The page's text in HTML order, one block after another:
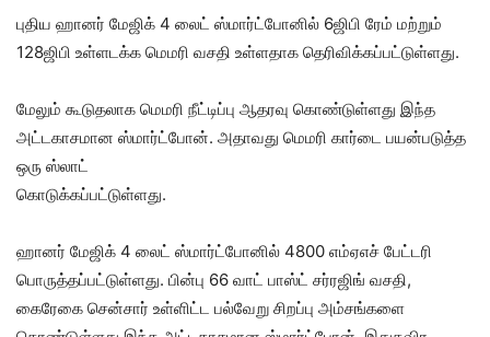
புதிய ஹானர் மேஜிக் 4 லைட் ஸ்மார்ட்போனில் 6ஜிபி ரேம் மற்றும்
128ஜிபி உள்ளடக்க மெமரி வசதி உள்ளதாக தெரிவிக்கப்பட்டுள்ளது.
மேலும் கூடுதலாக மெமரி நீட்டிப்பு ஆதரவு கொண்டுள்ளது இந்த
அட்டகாசமான ஸ்மார்ட்போன். அதாவது மெமரி கார்டை பயன்படுத்த
ஒரு ஸ்லாட்
கொடுக்கப்பட்டுள்ளது.
ஹானர் மேஜிக் 4 லைட் ஸ்மார்ட்போனில் 4800 எம்ஏஎச் பேட்டரி
பொருத்தப்பட்டுள்ளது. பின்பு 66 வாட் பாஸ்ட் சர்ரஜிங் வசதி,
கைரேகை சென்சார் உள்ளிட்ட பல்வேறு சிறப்பு அம்சங்களை